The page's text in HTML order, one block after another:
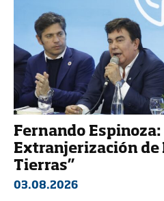
Fernando Espinoza:
Extranjerización de
Tierras”
03.08.2026